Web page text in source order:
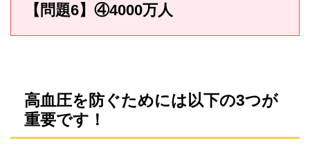
【問題6】④4000万人
高血圧を防ぐためには以下の3つが
重要です！